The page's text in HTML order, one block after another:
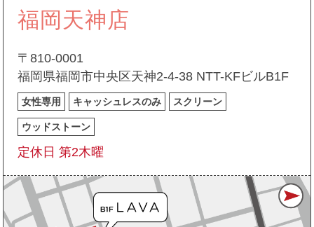
福岡天神店
〒810-0001
福岡県福岡市中央区天神2-4-38 NTT-KFビルB1F
女性専用 キャッシュレスのみ スクリーン
ウッドストーン
定休日 第2木曜